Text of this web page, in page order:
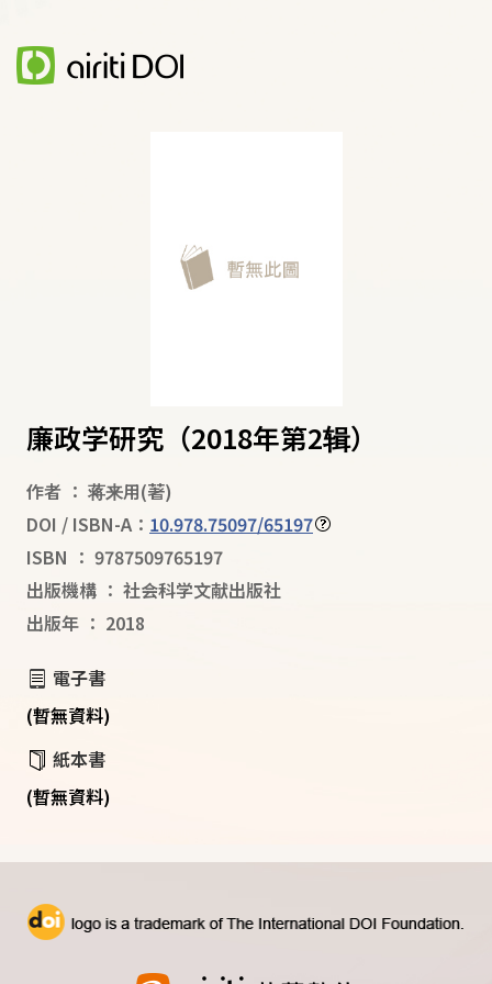
廉政学研究（2018年第2辑）
作者 ： 蒋来用(著)
DOI / ISBN-A： 10.978.75097/65197
ISBN ： 9787509765197
出版機構 ： 社会科学文献出版社
出版年 ： 2018
電子書
(暫無資料)
紙本書
(暫無資料)